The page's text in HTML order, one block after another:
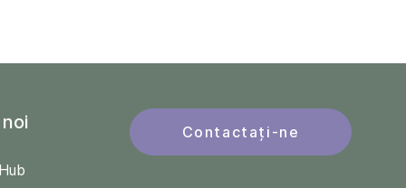
Contactați-ne